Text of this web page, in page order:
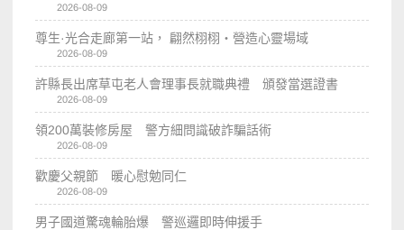
2026-08-09
尊生·光合走廊第一站， 翩然栩栩・營造心靈場域
2026-08-09
許縣長出席草屯老人會理事長就職典禮 頒發當選證書
2026-08-09
領200萬裝修房屋 警方細問識破詐騙話術
2026-08-09
歡慶父親節 暖心慰勉同仁
2026-08-09
男子國道驚魂輪胎爆 警巡邏即時伸援手